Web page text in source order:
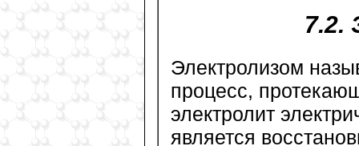
7.2.
Электролизом
процесс,
электролит
является